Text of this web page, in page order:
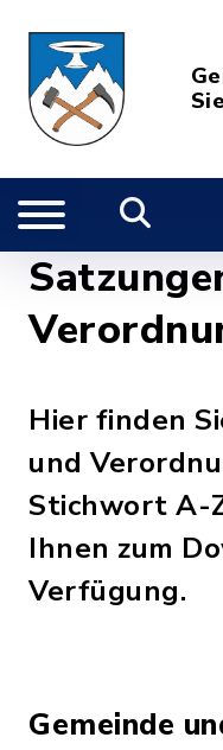
Hier finden
und
Stichwort A-
Ihnen zum
Verfügung.
Gemeinde